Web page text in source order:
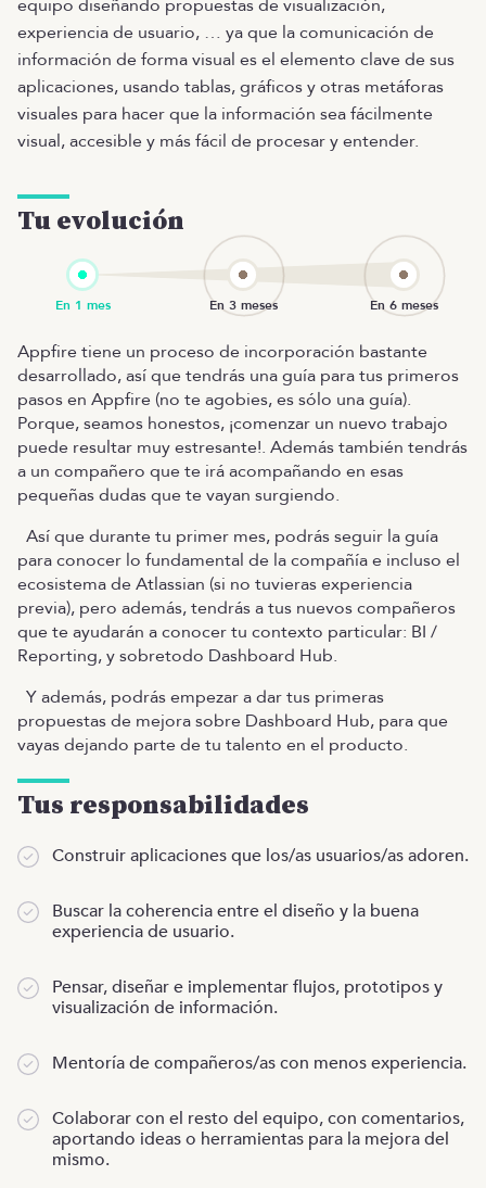
equipo diseñando propuestas de visualización,
experiencia de usuario, … ya que la comunicación de
información de forma visual es el elemento clave de sus
aplicaciones, usando tablas, gráficos y otras metáforas
visuales para hacer que la información sea fácilmente
visual, accesible y más fácil de procesar y entender.
Tu evolución
Appfire tiene un proceso de incorporación bastante
desarrollado, así que tendrás una guía para tus primeros
pasos en Appfire (no te agobies, es sólo una guía).
Porque, seamos honestos, ¡comenzar un nuevo trabajo
puede resultar muy estresante!. Además también tendrás
a un compañero que te irá acompañando en esas
pequeñas dudas que te vayan surgiendo.
Así que durante tu primer mes, podrás seguir la guía
para conocer lo fundamental de la compañía e incluso el
ecosistema de Atlassian (si no tuvieras experiencia
previa), pero además, tendrás a tus nuevos compañeros
que te ayudarán a conocer tu contexto particular: BI /
Reporting, y sobretodo Dashboard Hub.
Y además, podrás empezar a dar tus primeras
propuestas de mejora sobre Dashboard Hub, para que
vayas dejando parte de tu talento en el producto.
Tus responsabilidades
Construir aplicaciones que los/as usuarios/as adoren.
Buscar la coherencia entre el diseño y la buena
experiencia de usuario.
Pensar, diseñar e implementar flujos, prototipos y
visualización de información.
Mentoría de compañeros/as con menos experiencia.
Colaborar con el resto del equipo, con comentarios,
aportando ideas o herramientas para la mejora del
mismo.